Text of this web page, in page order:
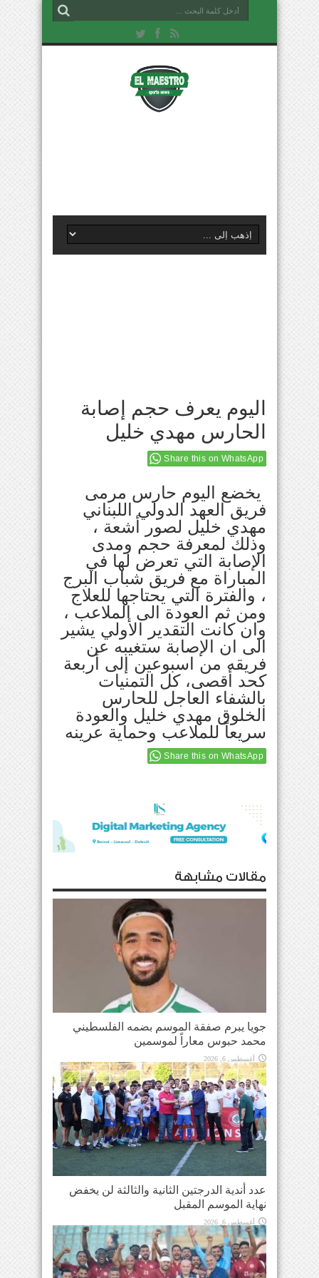
اليوم يعرف حجم إصابة
الحارس مهدي خليل
Share this on WhatsApp
يخضع اليوم حارس مرمى
فريق العهد الدولي اللبناني
مهدي خليل لصور أشعة ،
وذلك لمعرفة حجم ومدى
الإصابة التي تعرض لها في
المباراة مع فريق شباب البرج
، والفترة التي يحتاجها للعلاج
ومن ثم العودة الى الملاعب ،
وان كانت التقدير الأولي يشير
الى ان الإصابة ستغيبه عن
فريقه من اسبوعين إلى أربعة
كحد أقصى، كل التمنيات
بالشفاء العاجل للحارس
الخلوق مهدي خليل والعودة
سريعاً للملاعب وحماية عرينه
Share this on WhatsApp
مقالات مشابهة
جويا يبرم صفقة الموسم بضمه الفلسطيني
محمد حبوس معاراً لموسمين
أغسطس 6, 2026
عدد أندية الدرجتين الثانية والثالثة لن يخفض
نهاية الموسم المقبل
أغسطس 6, 2026